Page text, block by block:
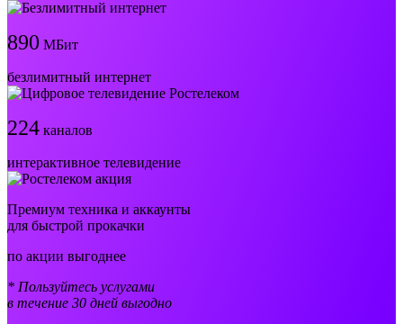
890 МБит
безлимитный интернет
224 каналов
интерактивное телевидение
Премиум техника и аккаунты
для быстрой прокачки
по акции выгоднее
* Пользуйтесь услугами
в течение 30 дней выгодно